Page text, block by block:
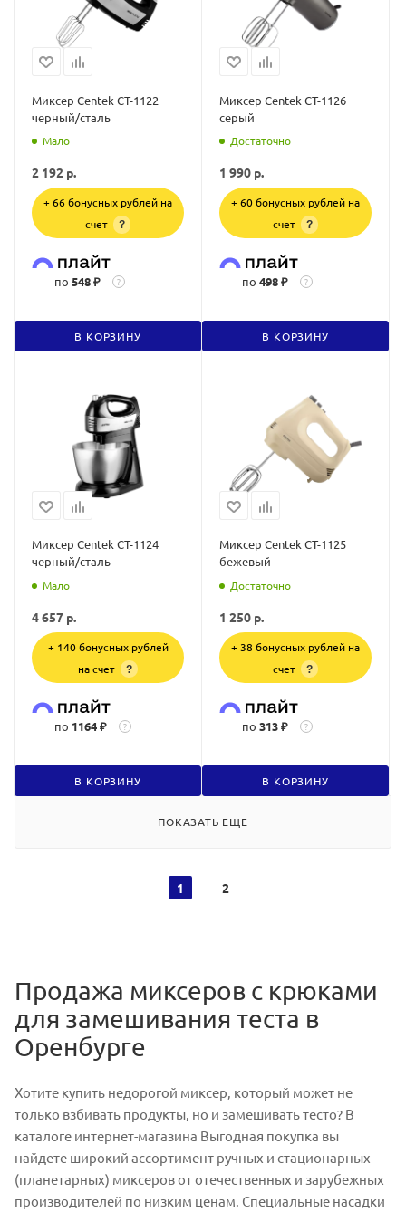
Миксер Centek CT-1122
черный/сталь
Мало
2 192 р.
+ 66 бонусных рублей на
счет
?
по 548 ₽ ?
В КОРЗИНУ
Миксер Centek CT-1126
серый
Достаточно
1 990 р.
+ 60 бонусных рублей на
счет
?
по 498 ₽ ?
В КОРЗИНУ
Миксер Centek CT-1124
черный/сталь
Мало
4 657 р.
+ 140 бонусных рублей
на счет
?
по 1164 ₽ ?
В КОРЗИНУ
Миксер Centek CT-1125
бежевый
Достаточно
1 250 р.
+ 38 бонусных рублей на
счет
?
по 313 ₽ ?
В КОРЗИНУ
ПОКАЗАТЬ ЕЩЕ
1 2
Продажа миксеров с крюками
для замешивания теста в
Оренбурге
Хотите купить недорогой миксер, который может не
только взбивать продукты, но и замешивать тесто? В
каталоге интернет-магазина Выгодная покупка вы
найдете широкий ассортимент ручных и стационарных
(планетарных) миксеров от отечественных и зарубежных
производителей по низким ценам. Специальные насадки